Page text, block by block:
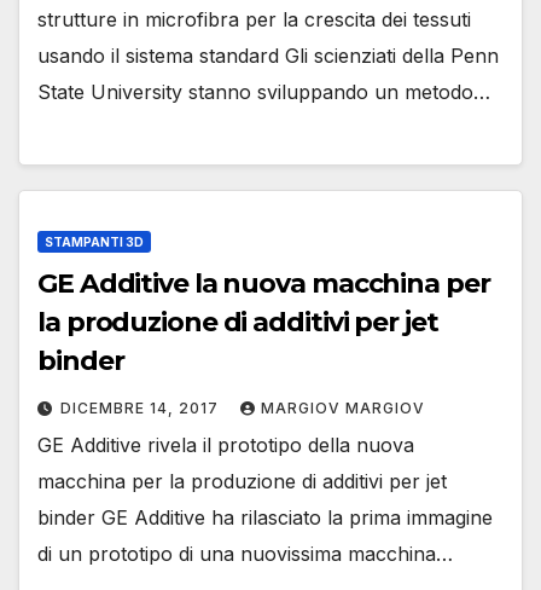
strutture in microfibra per la crescita dei tessuti
usando il sistema standard Gli scienziati della Penn
State University stanno sviluppando un metodo…
STAMPANTI 3D
GE Additive la nuova macchina per
la produzione di additivi per jet
binder
DICEMBRE 14, 2017 MARGIOV MARGIOV
GE Additive rivela il prototipo della nuova
macchina per la produzione di additivi per jet
binder GE Additive ha rilasciato la prima immagine
di un prototipo di una nuovissima macchina…